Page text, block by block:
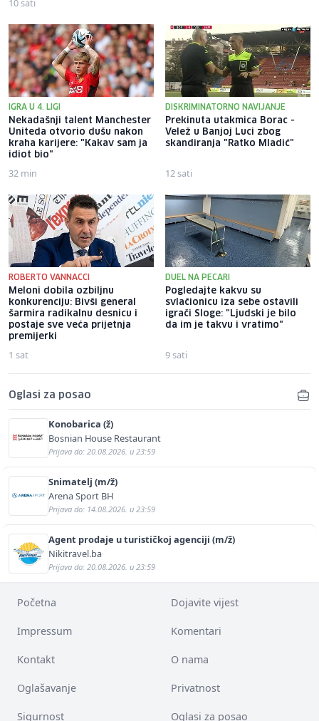
10 sati
IGRA U 4. LIGI
Nekadašnji talent Manchester
Uniteda otvorio dušu nakon
kraha karijere: "Kakav sam ja
idiot bio"
32 min
DISKRIMINATORNO NAVIJANJE
Prekinuta utakmica Borac -
Velež u Banjoj Luci zbog
skandiranja "Ratko Mladić"
12 sati
ROBERTO VANNACCI
Meloni dobila ozbiljnu
konkurenciju: Bivši general
šarmira radikalnu desnicu i
postaje sve veća prijetnja
premijerki
1 sat
DUEL NA PECARI
Pogledajte kakvu su
svlačionicu iza sebe ostavili
igrači Sloge: "Ljudski je bilo
da im je takvu i vratimo"
9 sati
Oglasi za posao
Konobarica (ž)
Bosnian House Restaurant
Prijava do: 20.08.2026. u 23:59
Snimatelj (m/ž)
Arena Sport BH
Prijava do: 14.08.2026. u 23:59
Agent prodaje u turističkoj agenciji (m/ž)
Nikitravel.ba
Prijava do: 20.08.2026. u 23:59
Početna Dojavite vijest
Impressum Komentari
Kontakt O nama
Oglašavanje Privatnost
Sigurnost Oglasi za posao